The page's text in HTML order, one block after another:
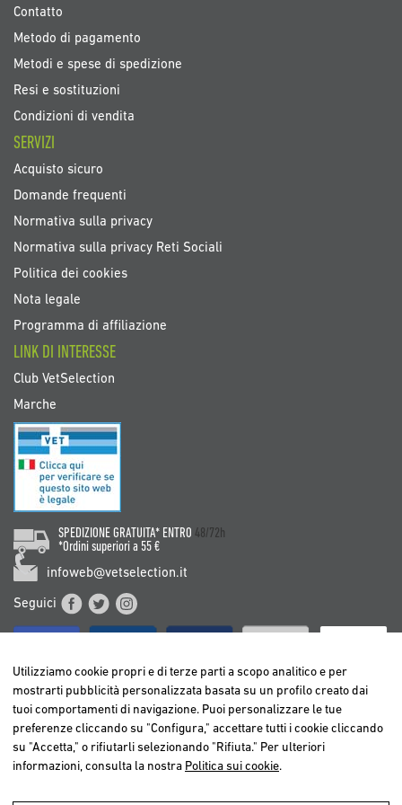
Contatto
Metodo di pagamento
Metodi e spese di spedizione
Resi e sostituzioni
Condizioni di vendita
SERVIZI
Acquisto sicuro
Domande frequenti
Normativa sulla privacy
Normativa sulla privacy Reti Sociali
Politica dei cookies
Nota legale
Programma di affiliazione
LINK DI INTERESSE
Club VetSelection
Marche
SPEDIZIONE GRATUITA* ENTRO 48/72h
*Ordini superiori a 55 €
infoweb@vetselection.it
Seguici
BELGIË / BELGIQUE
DEUTSCHLAND
ESPAÑA
Utilizziamo cookie propri e di terze parti a scopo analitico e per
mostrarti pubblicità personalizzata basata su un profilo creato dai
tuoi comportamenti di navigazione. Puoi personalizzare le tue
preferenze cliccando su "Configura," accettare tutti i cookie cliccando
su "Accetta," o rifiutarli selezionando "Rifiuta." Per ulteriori
informazioni, consulta la nostra Politica sui cookie.